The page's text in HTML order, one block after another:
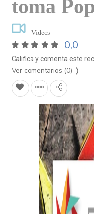
toma
Videos
0,0
Califica y comenta este
Ver comentarios (0) ❭